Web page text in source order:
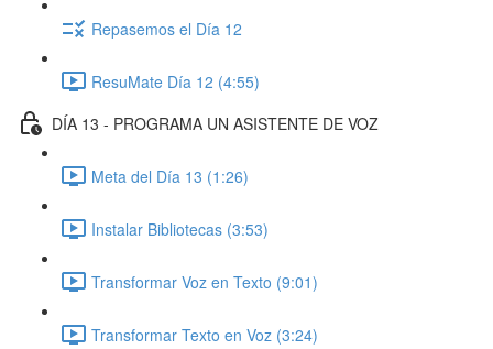
Repasemos el Día 12
ResuMate Día 12 (4:55)
DÍA 13 - PROGRAMA UN ASISTENTE DE VOZ
Meta del Día 13 (1:26)
Instalar Bibliotecas (3:53)
Transformar Voz en Texto (9:01)
Transformar Texto en Voz (3:24)